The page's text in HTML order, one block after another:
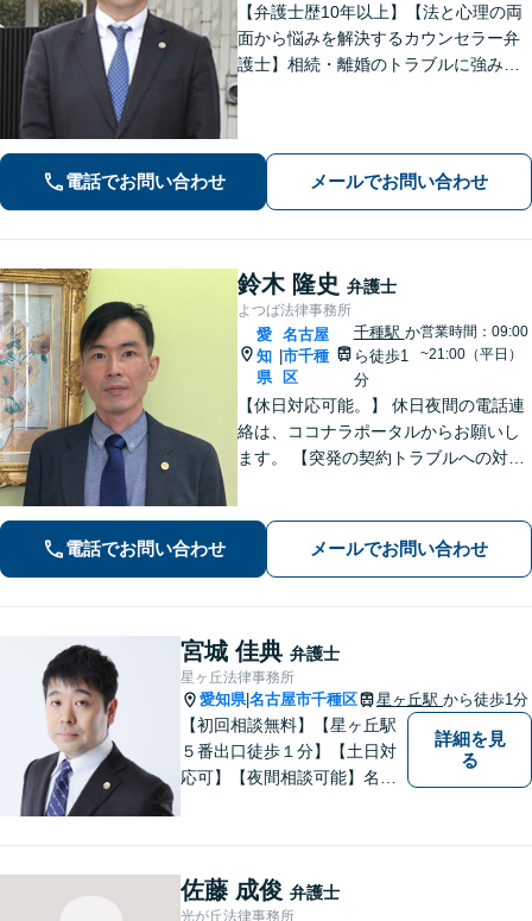
【弁護士歴10年以上】【法と心理の両
面から悩みを解決するカウンセラー弁
護士】相続・離婚のトラブルに強みあ
電話でお問い合わせ メールでお問い合わせ
鈴木 隆史 弁護士
よつば法律事務所
愛
知
県
名古屋
市千種
区
千種駅 か
ら徒歩1
分
営業時間：09:00
~21:00（平日）
【休日対応可能。】 休日夜間の電話連
絡は、ココナラポータルからお願いし
ます。 【突発の契約トラブルへの対応
籍」トラブル等に対し状況に応じて適
切に問題解決を図ります。
電話でお問い合わせ メールでお問い合わせ
宮城 佳典 弁護士
星ヶ丘法律事務所
愛知県|名古屋市千種区 星ヶ丘駅 から徒歩1分
【初回相談無料】【星ヶ丘駅
５番出口徒歩１分】【土日対
応可】【夜間相談可能】名古
詳細を見
る
佐藤 成俊 弁護士
光が丘法律事務所